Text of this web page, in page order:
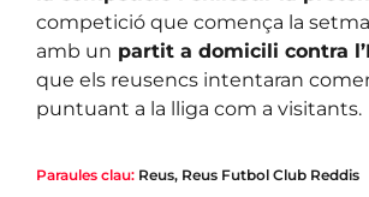
competició que comença la
amb un partit a domicili contra
que els reusencs intentaran
puntuant a la lliga com a visitants.
Paraules clau: Reus, Reus Futbol Club Reddis